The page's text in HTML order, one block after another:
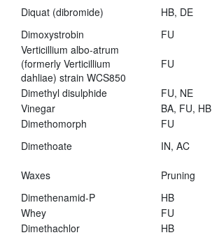
Diquat (dibromide) HB, DE
Dimoxystrobin
FU
Verticillium albo-atrum
(formerly Verticillium
dahliae) strain WCS850
FU
Dimethyl disulphide FU, NE
Vinegar
BA, FU, HB
Dimethomorph
FU
Dimethoate
IN, AC
Waxes
Pruning
Dimethenamid-P
HB
Whey
FU
Dimethachlor
HB